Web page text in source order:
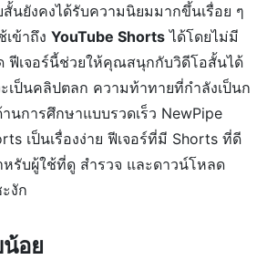
นยังคงได้รับความนิยมมากขึ้นเรื่อย ๆ
เข้าถึง YouTube Shorts ได้โดยไม่มี
เจอร์นี้ช่วยให้คุณสนุกกับวิดีโอสั้นได้
เป็นคลิปตลก ความท้าทายที่กำลังเป็นก
นการศึกษาแบบรวดเร็ว NewPipe
เป็นเรื่องง่าย ฟีเจอร์ที่มี Shorts ที่ดี
รับผู้ใช้ที่ดู สำรวจ และดาวน์โหลด
งัก
อย